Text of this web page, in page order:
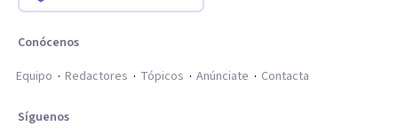
Conócenos
Equipo
Redactores Tópicos Anúnciate Contacta
Síguenos